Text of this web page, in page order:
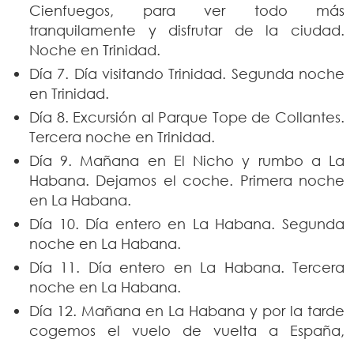
Cienfuegos, para ver todo más
tranquilamente y disfrutar de la ciudad.
Noche en Trinidad.
Día 7. Día visitando Trinidad. Segunda noche
en Trinidad.
Día 8. Excursión al Parque Tope de Collantes.
Tercera noche en Trinidad.
Día 9. Mañana en El Nicho y rumbo a La
Habana. Dejamos el coche. Primera noche
en La Habana.
Día 10. Día entero en La Habana. Segunda
noche en La Habana.
Día 11. Día entero en La Habana. Tercera
noche en La Habana.
Día 12. Mañana en La Habana y por la tarde
cogemos el vuelo de vuelta a España,